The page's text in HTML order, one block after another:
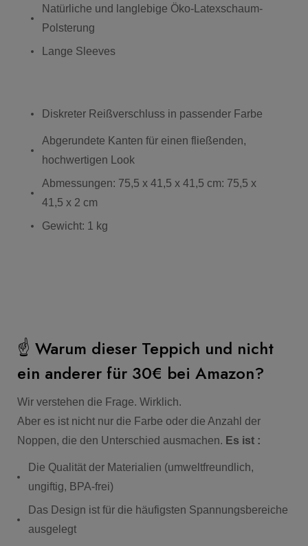
Natürliche und langlebige Öko-Latexschaum-
Polsterung
Lange Sleeves
Diskreter Reißverschluss in passender Farbe
Abgerundete Kanten für einen fließenden,
hochwertigen Look
Abmessungen: 75,5 x 41,5 x 41,5 cm: 75,5 x
41,5 x 2 cm
Gewicht: 1 kg
☝️ Warum dieser Teppich und nicht
ein anderer für 30€ bei Amazon?
Wir verstehen die Frage. Wirklich.
Aber es ist nicht nur die Farbe oder die Anzahl der
Noppen, die den Unterschied ausmachen. Es ist :
Die Qualität der Materialien (umweltfreundlich,
ungiftig, BPA-frei)
Das Design ist für die häufigsten Spannungsbereiche
ausgelegt